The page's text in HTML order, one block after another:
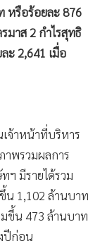
หรือร้อยละ 876
าส 2 กำไรสุทธิ
ะ 2,641 เมื่อ
จ้าหน้าที่บริหาร
พรวมผลการ
ฯ มีรายได้รวม
น 1,102 ล้านบาท
ขึ้น 473 ล้านบาท
ปีก่อน